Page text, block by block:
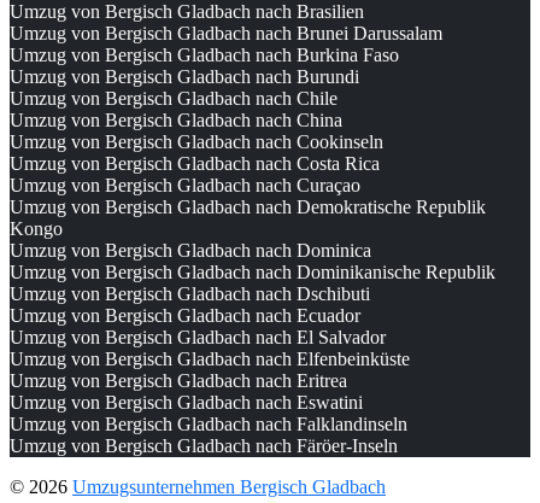
Umzug von Bergisch Gladbach nach Brasilien
Umzug von Bergisch Gladbach nach Brunei Darussalam
Umzug von Bergisch Gladbach nach Burkina Faso
Umzug von Bergisch Gladbach nach Burundi
Umzug von Bergisch Gladbach nach Chile
Umzug von Bergisch Gladbach nach China
Umzug von Bergisch Gladbach nach Cookinseln
Umzug von Bergisch Gladbach nach Costa Rica
Umzug von Bergisch Gladbach nach Curaçao
Umzug von Bergisch Gladbach nach Demokratische Republik
Kongo
Umzug von Bergisch Gladbach nach Dominica
Umzug von Bergisch Gladbach nach Dominikanische Republik
Umzug von Bergisch Gladbach nach Dschibuti
Umzug von Bergisch Gladbach nach Ecuador
Umzug von Bergisch Gladbach nach El Salvador
Umzug von Bergisch Gladbach nach Elfenbeinküste
Umzug von Bergisch Gladbach nach Eritrea
Umzug von Bergisch Gladbach nach Eswatini
Umzug von Bergisch Gladbach nach Falklandinseln
Umzug von Bergisch Gladbach nach Färöer-Inseln
© 2026 Umzugsunternehmen Bergisch Gladbach